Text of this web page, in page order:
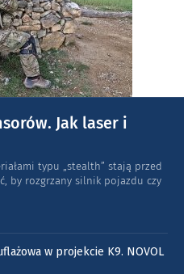
Jak laser i
typu „stea­lth” stają przed
by rozgrzany silnik pojazdu czy
w projekcie K9. NOVOL